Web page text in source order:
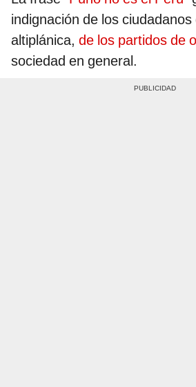
indignación de los ciudadanos
altiplánica, de los partidos de
sociedad en general.